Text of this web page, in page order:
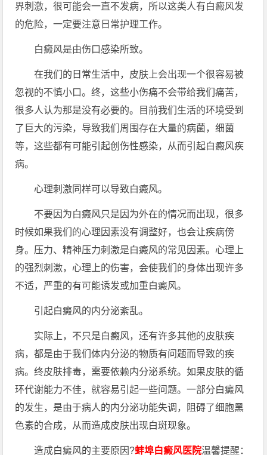
界刺激，很可能会一直不发病，所以这类人有白癜风发
的危险，一定要注意日常护理工作。
白癜风是由伤口感染所致。
在我们的日常生活中，皮肤上会出现一个很容易被
忽视的不慎小口。终，这些小伤痛不会带给我们痛苦，
很多人认为那是没有必要的。目前我们生活的环境受到
了巨大的污染，导致我们周围存在大量的病菌，细菌
等，这些都有可能引起创伤性感染，从而引起白癜风疾
病。
心理刺激同样可以导致白癜风。
不要因为白癜风只是因为外在的情况而出现，很多
时候如果我们的心理因素没有调整好，也会让疾病傍
身。压力、精神压力刺激是白癜风的常见因素。心理上
的强烈刺激，心理上的伤害，会使我们的身体出现许多
不适，严重的有可能诱发或加重白癜风。
引起白癜风的内分泌紊乱。
实际上，不只是白癜风，还有许多其他的皮肤疾
病，都是由于我们体内分泌的物质有问题而导致的疾
病。终皮肤排毒，需要依赖内分泌系统。如果皮肤的循
环代谢能力不佳，就容易引起一些问题。一部分白癜风
的发生，是由于病人的内分泌功能失调，阻碍了细胞黑
色素的合成，从而造成皮肤出现白斑现象。
造成白癜风的主要原因?蚌埠白癜风医院温馨提醒：